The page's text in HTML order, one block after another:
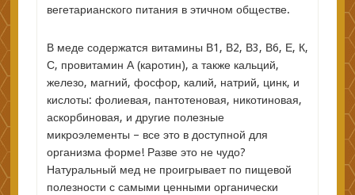
вегетарианского питания в этичном обществе.
В меде содержатся витамины В1, В2, В3, В6, Е, К,
С, провитамин А (каротин), а также кальций,
железо, магний, фосфор, калий, натрий, цинк, и
кислоты: фолиевая, пантотеновая, никотиновая,
аскорбиновая, и другие полезные
микроэлементы – все это в доступной для
организма форме! Разве это не чудо?
Натуральный мед не проигрывает по пищевой
полезности с самыми ценными органически